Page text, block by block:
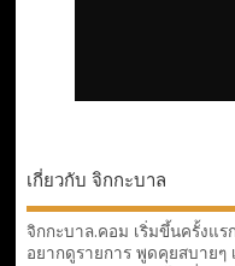
เกี่ยวกับ จิกกะบาล
จิกกะบาล.คอม เริ่มขึ้นครั้งแ
อยากดูรายการ พูดคุยสบายๆ